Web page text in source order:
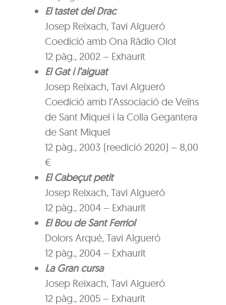
El tastet del Drac
Josep Reixach, Tavi Algueró
Coedició amb Ona Ràdio Olot
12 pàg., 2002 – Exhaurit
El Gat i l’aiguat
Josep Reixach, Tavi Algueró
Coedició amb l’Associació de Veïns
de Sant Miquel i la Colla Gegantera
de Sant Miquel
12 pàg., 2003 (reedició 2020) – 8,00
€
El Cabeçut petit
Josep Reixach, Tavi Algueró
12 pàg., 2004 – Exhaurit
El Bou de Sant Ferriol
Dolors Arqué, Tavi Algueró
12 pàg., 2004 – Exhaurit
La Gran cursa
Josep Reixach, Tavi Algueró
12 pàg., 2005 – Exhaurit